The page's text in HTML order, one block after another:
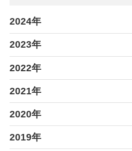
2024年
2023年
2022年
2021年
2020年
2019年